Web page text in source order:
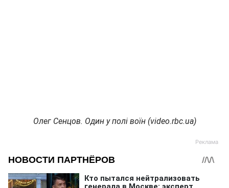
Олег Сенцов. Один у полі воїн (video.rbc.ua)